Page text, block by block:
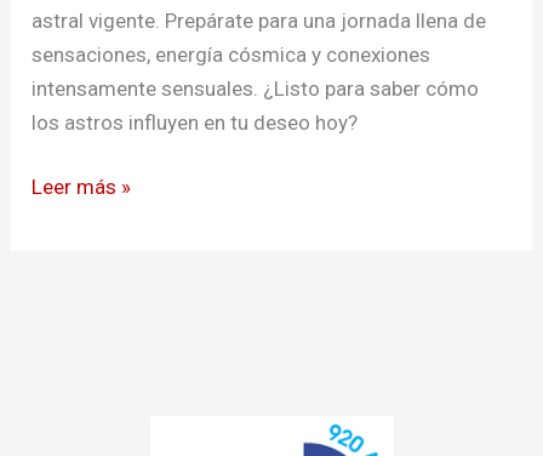
astral vigente. Prepárate para una jornada llena de
sensaciones, energía cósmica y conexiones
intensamente sensuales. ¿Listo para saber cómo
los astros influyen en tu deseo hoy?
Leer más »